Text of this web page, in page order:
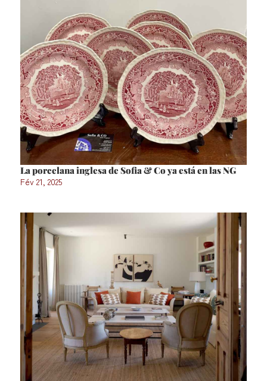
La porcelana inglesa de Sofia & Co ya está en las NG
Fév 21, 2025